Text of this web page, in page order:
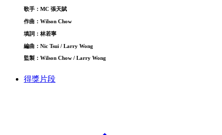
歌手：MC 張天賦
作曲：Wilson Chow
填詞：林若寧
編曲：Nic Tsui / Larry Wong
監製：Wilson Chow / Larry Wong
得獎片段